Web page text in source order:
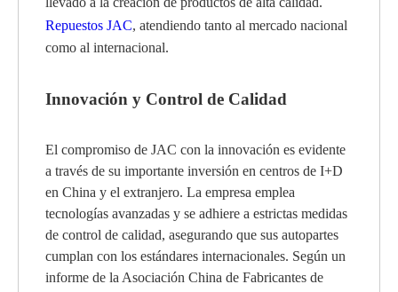
Repuestos JAC, atendiendo tanto al mercado nacional
como al internacional.
Innovación y Control de Calidad
El compromiso de JAC con la innovación es evidente
a través de su importante inversión en centros de I+D
en China y el extranjero. La empresa emplea
tecnologías avanzadas y se adhiere a estrictas medidas
de control de calidad, asegurando que sus autopartes
cumplan con los estándares internacionales. Según un
informe de la Asociación China de Fabricantes de